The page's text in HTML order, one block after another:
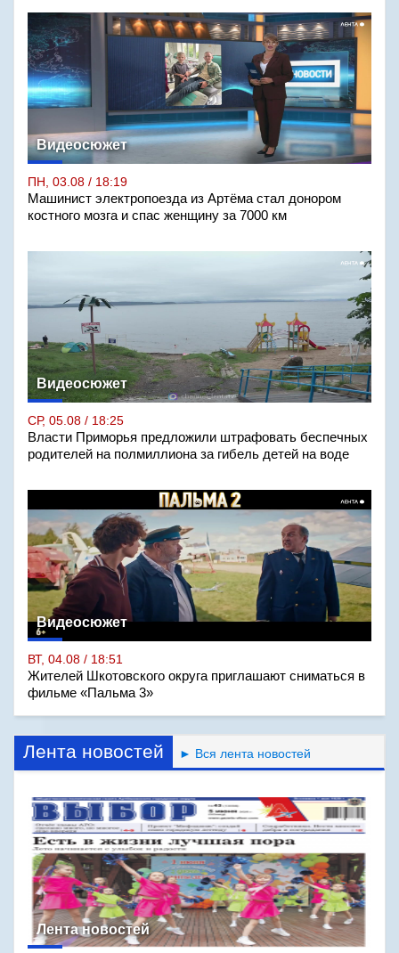
Видеосюжет
ПН, 03.08 / 18:19
Машинист электропоезда из Артёма стал донором
костного мозга и спас женщину за 7000 км
Видеосюжет
СР, 05.08 / 18:25
Власти Приморья предложили штрафовать беспечных
родителей на полмиллиона за гибель детей на воде
Видеосюжет
ВТ, 04.08 / 18:51
Жителей Шкотовского округа приглашают сниматься в
фильме «Пальма 3»
Лента новостей ► Вся лента новостей
Лента новостей